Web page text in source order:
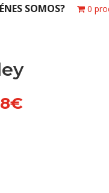
SOMOS? 0
€